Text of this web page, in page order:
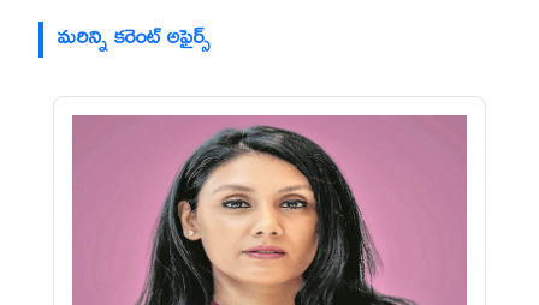
మరిన్ని కరెంట్ అఫైర్స్